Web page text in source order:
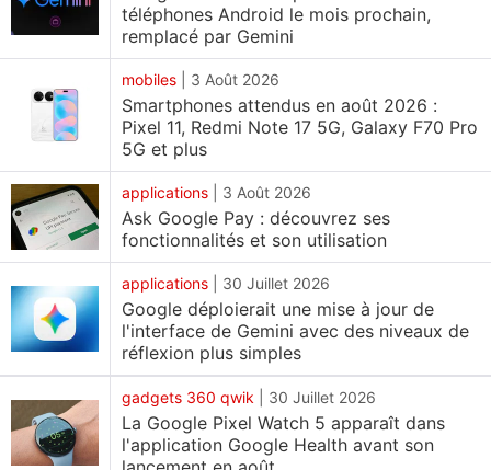
narratives et des animations pédagogiques. Cette
nouveauté s'inscrit dans la transformation
progressive de NotebookLM, qui a évolué ces
derniers mois d'un simple assistant de recherche
dopé à l'IA vers un outil d'apprentissage plus
polyvalent.
NotebookLM peut désormais transformer des
documents en vidéos d'une minute générées par IA
Selon le géant de la recherche, cette nouvelle
fonctionnalité de synthèse vidéo courte s'adresse
aux utilisateurs souhaitant saisir rapidement les
idées clés des documents importés, sans avoir à
visionner une vidéo explicative plus longue. À l'instar
des synthèses visuelles (« Visual Overviews »)
classiques, elle exploite les capacités de génération
téléphones Android le mois prochain,
remplacé par Gemini
mobiles 3 Août 2026
Smartphones attendus en août 2026 :
Pixel 11, Redmi Note 17 5G, Galaxy F70 Pro
5G et plus
applications 3 Août 2026
Ask Google Pay : découvrez ses
fonctionnalités et son utilisation
applications 30 Juillet 2026
Google déploierait une mise à jour de
l'interface de Gemini avec des niveaux de
réflexion plus simples
gadgets 360 qwik 30 Juillet 2026
La Google Pixel Watch 5 apparaît dans
l'application Google Health avant son